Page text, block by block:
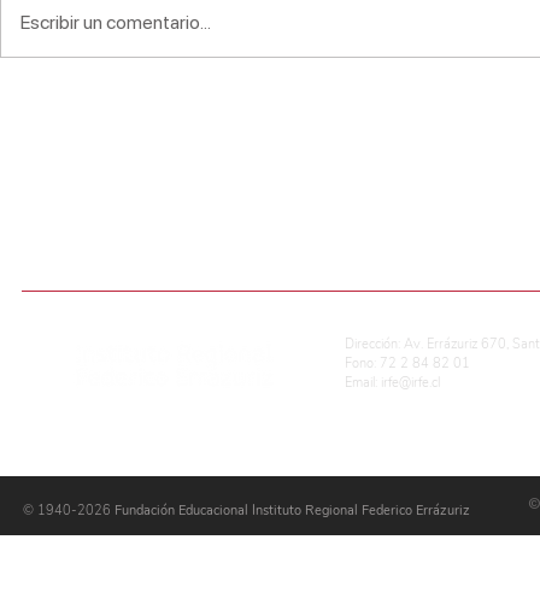
Escribir un comentario...
Dirección: Av. Errázuriz 670,
Fono: 72 2 84 82 01
Email:
irfe@irfe.cl
© 1940-2026 Fundación Educacional Instituto Regional Federico Errázuriz ©